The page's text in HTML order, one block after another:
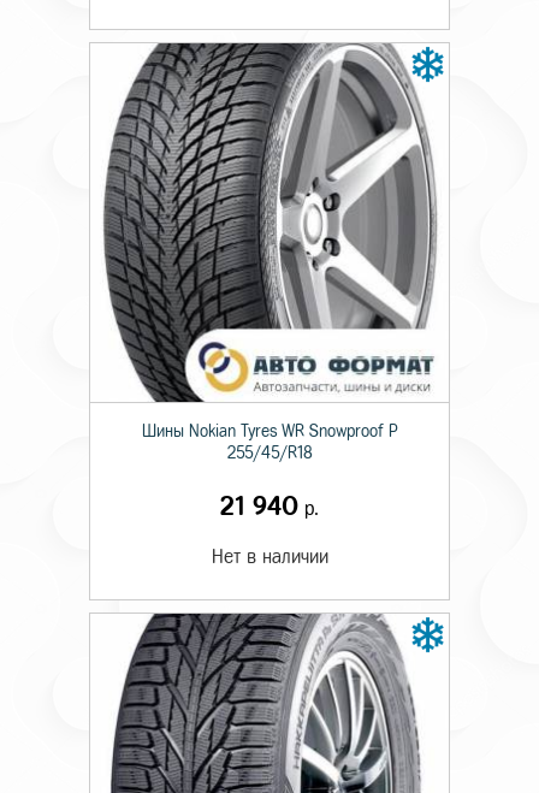
Шины Nokian Tyres WR Snowproof P
255/45/R18
21 940 р.
Нет в наличии